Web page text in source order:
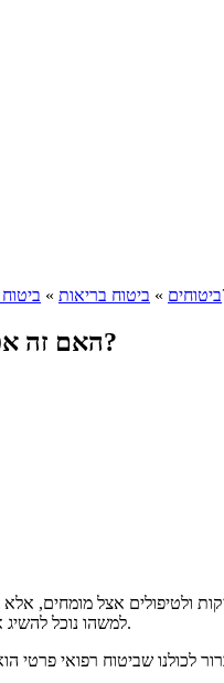
ביטוחים » ביטוח בריאות » כיסוי גבוה?
האם זה אפשרי לבחור ביטוח בריאות פרטי זול ועם כיסוי גבוה?
ולטיפולים אצל מומחים,
למשהו נוכל להשיג אותו ללא בעיות, ללא עיכובים ובעיקר ללא תחנונים ועשרות טלפונים למרפאה.
לכולנו שביטוח רפואי פרטי